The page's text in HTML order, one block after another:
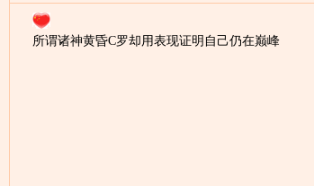
所谓诸神黄昏C罗却用表现证明自己仍在巅峰